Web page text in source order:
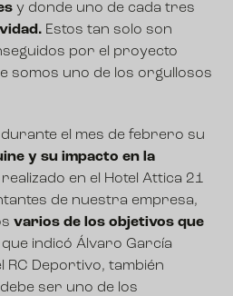
y donde uno de cada tres
Estos tan solo son
por el proyecto
somos uno de los orgullosos
el mes de febrero su
y su impacto en la
en el Hotel Attica 21
de nuestra empresa,
varios de los objetivos que
que indicó Álvaro García
RC Deportivo, también
ser uno de los